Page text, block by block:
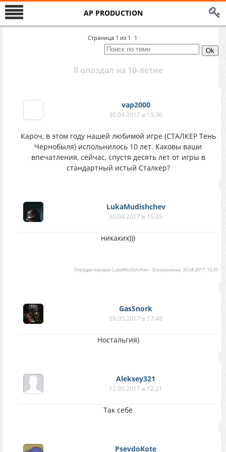
AP PRODUCTION
Страница 1 из 1 1
Я опоздал на 10-летие
vap2000
30.04.2017 в 15:30
Кароч, в этом году нашей любимой игре (СТАЛКЕР Тень
Чернобыля) испольнилось 10 лет. Каковы ваши
впечатления, сейчас, спустя десять лет от игры в
стандартный истый Сталкер?
LukaMudishchev
30.04.2017 в 15:35
никаких)))
Отредактировал LukaMudishchev- Воскресенье, 30.04.2017, 15:35
GasSnork
09.05.2017 в 17:48
Ностальгия)
Aleksey321
12.05.2017 в 12:21
Так себе
PsevdoKote